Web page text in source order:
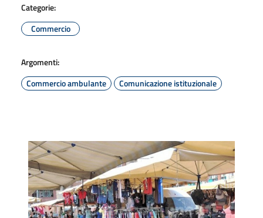
Categorie:
Commercio
Argomenti:
Commercio ambulante
Comunicazione istituzionale